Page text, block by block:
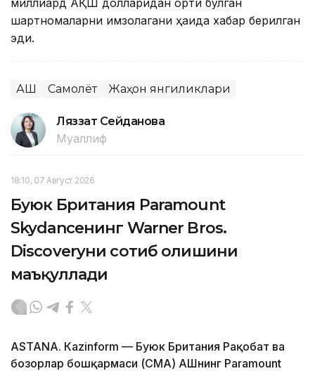
шартномаларни имзолагани ҳақида хабар берилган
эди.
АҚШ Самолёт Жаҳон янгиликлари
Ляззат Сейданова
Муаллиф
18:10, 07 Август 2026
Буюк Британия Paramount
Skydanceнинг Warner Bros.
Discoveryни сотиб олишини
маъқуллади
ASTANА. Кazinform — Буюк Британия Рақобат ва
бозорлар бошқармаси (CМА) АҚШнинг Paramount